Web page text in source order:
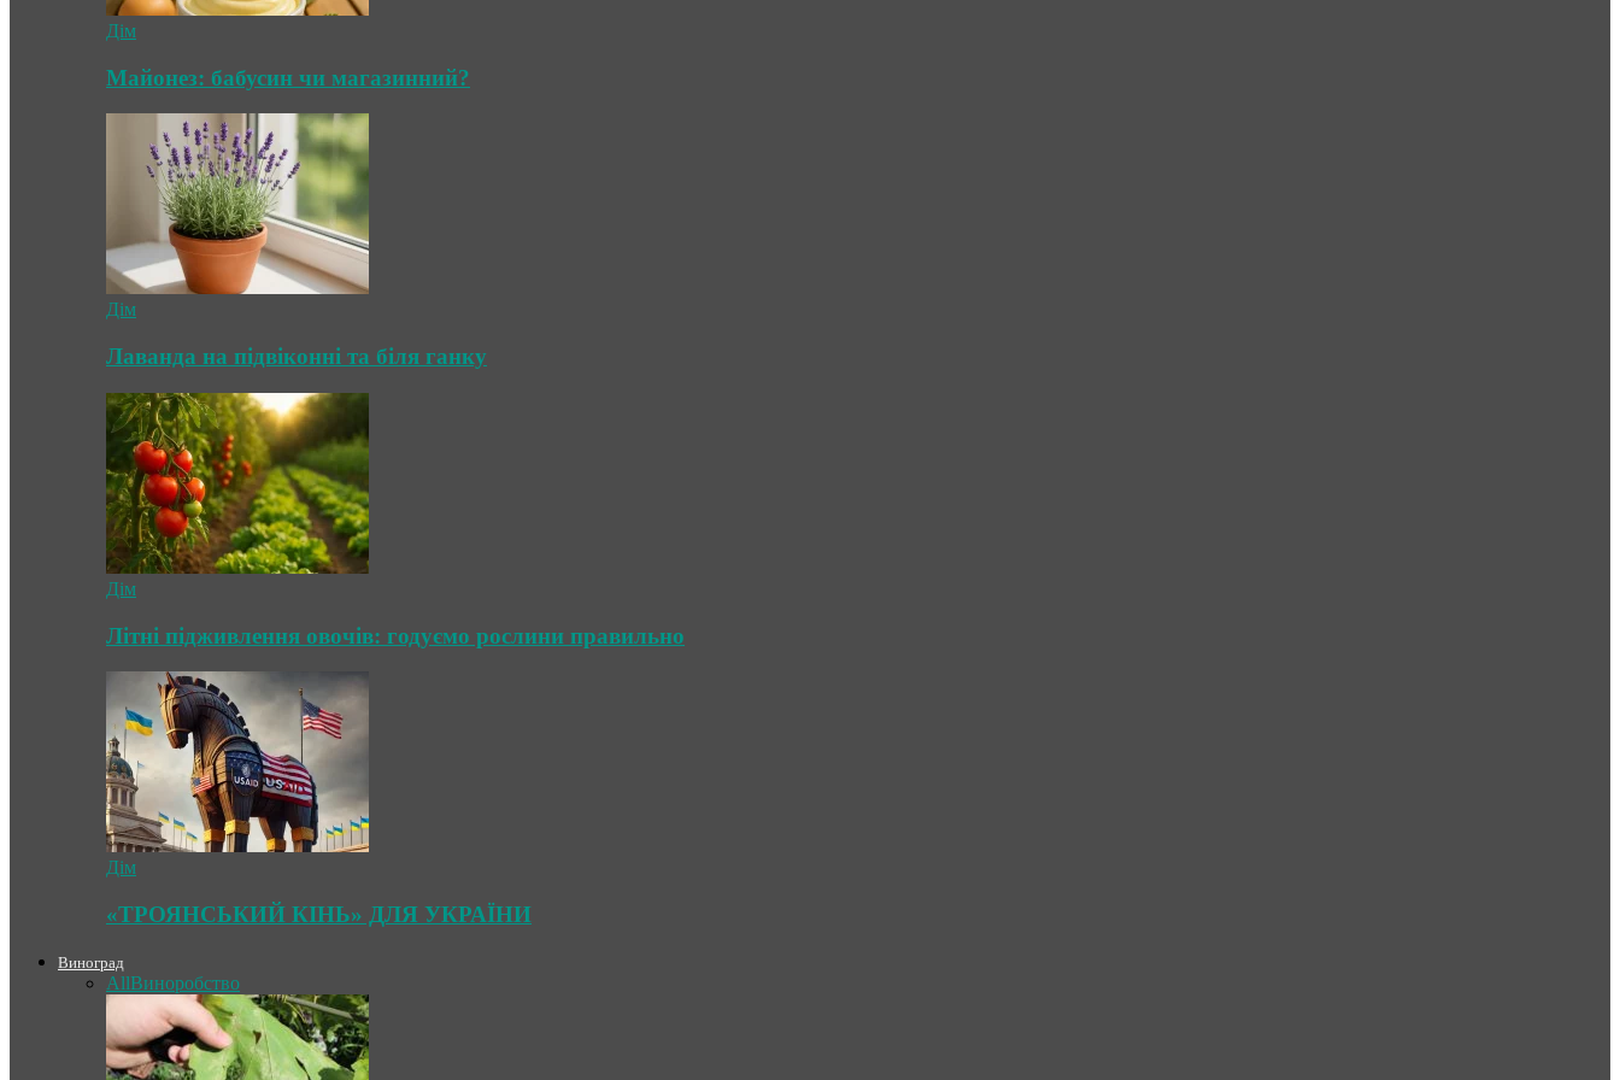
Дім
Майонез: бабусин чи магазинний?
Дім
Лаванда на підвіконні та біля ганку
Дім
Літні підживлення овочів: годуємо рослини правильно
Дім
«ТРОЯНСЬКИЙ КІНЬ» ДЛЯ УКРАЇНИ
Виноград
AllВиноробство